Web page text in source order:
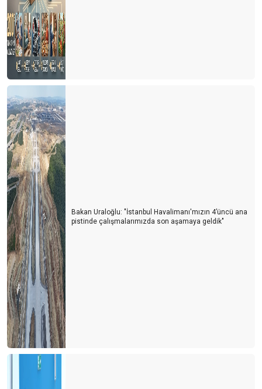
Bakan Uraloğlu: "İstanbul Havalimanı'mızın 4’üncü ana
pistinde çalışmalarımızda son aşamaya geldik"